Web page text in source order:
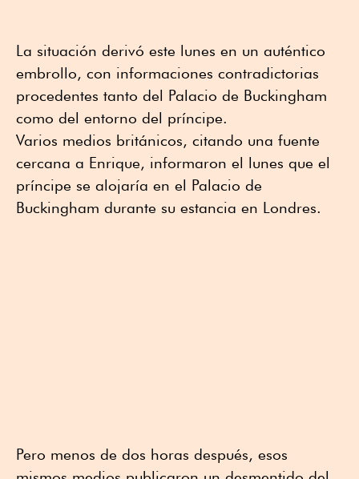
La situación derivó este lunes en un auténtico
embrollo, con informaciones contradictorias
procedentes tanto del Palacio de Buckingham
como del entorno del príncipe.
Varios medios británicos, citando una fuente
cercana a Enrique, informaron el lunes que el
príncipe se alojaría en el Palacio de
Buckingham durante su estancia en Londres.
Pero menos de dos horas después, esos